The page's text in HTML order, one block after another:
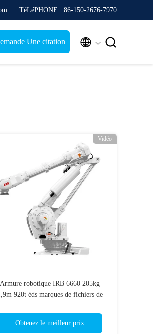
TéLéPHONE : 86-150-2676-7970
Une citation  
Vidéo
Armure robotique IRB 6660 205kg
920t éds marques de fichiers de
Obtenez le meilleur prix